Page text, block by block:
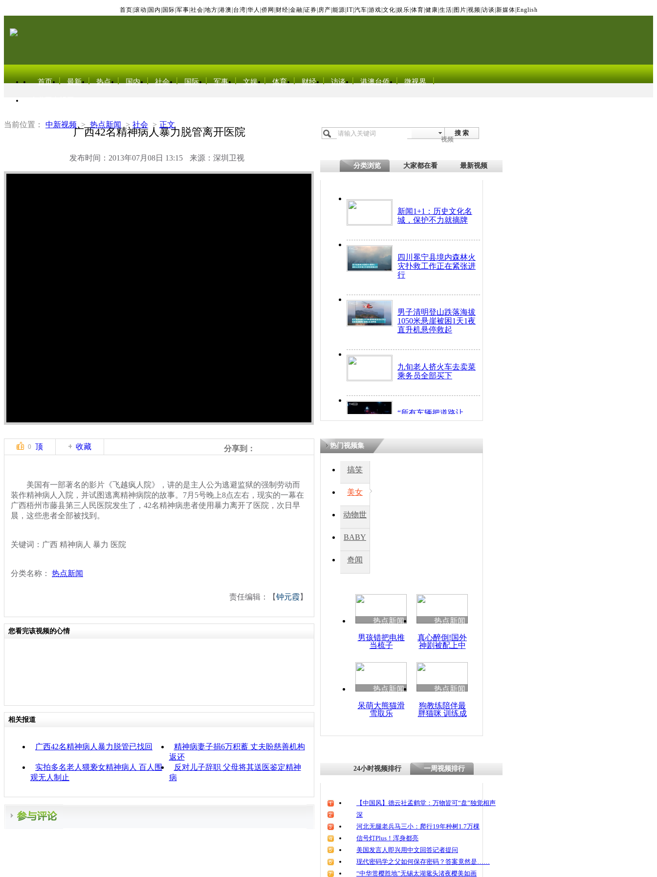
首页 滚动 国内 国际 军事 社会 地方 港澳 台湾 华人 侨网 财经 金融 证券 房产 能源 IT| 汽车 游戏 文化 娱乐 体育 健康 生活 图片 视频 访谈 新媒体 English
首页 最新 热点 国内 社会 国际 军事 文娱 体育 财经 访谈 港澳台侨 微视界
当前位置： 中新视频 > 热点新闻 > 社会 > 正文
广西42名精神病人暴力脱管离开医院
发布时间：2013年07月08日 13:15 来源：深圳卫视
搜 索
视频
分类浏览 大家都在看 最新视频
新闻1+1：历史文化名
城，保护不力就摘牌
四川冕宁县境内森林火
灾扑救工作正在紧张进
行
男子清明登山跌落海拔
1050米悬崖被困1天1夜
直升机悬停救起
九旬老人挤火车去卖菜
乘务员全部买下
“所有车辆把道路让
开！”儿童突发疾病交
四川兴文苗乡上万人欢
度苗族花山节
清明祭英烈 哀思悼忠
广西42名精神病人暴力
0 顶 收藏 分享到：
美国有一部著名的影片《飞越疯人院》，讲的是主人公为逃避监狱的强制劳动而
装作精神病人入院，并试图逃离精神病院的故事。7月5号晚上8点左右，现实的一幕在
广西梧州市藤县第三人民医院发生了，42名精神病患者使用暴力离开了医院，次日早
晨，这些患者全部被找到。
关键词：广西 精神病人 暴力 医院
分类名称： 热点新闻
责任编辑：【钟元霞 】
您看完该视频的心情
相关报道
广西42名精神病人暴力脱管已找回
精神病妻子捐6万积蓄 丈夫盼慈善机构
返还
实拍多名老人猥亵女精神病人 百人围
观无人制止
反对儿子辞职 父母将其送医鉴定精神
病
热门视频集
搞笑
美女
动物世
BABY
秀
奇闻
热点新闻
男孩错把电推
当梳子
热点新闻
真心醉倒!国外
神剧被配上中
热点新闻
呆萌大熊猫滑
雪取乐
热点新闻
狗教练陪伴最
胖猫咪 训练成
24小时视频排行 一周视频排行
【中国风】德云社孟鹤堂：万物皆可“盘”独觉相声
深
河北无腿老兵马三小：爬行19年种树1.7万棵
信号灯Plus！浑身都亮
美国发言人即兴用中文回答记者提问
现代密码学之父如何保存密码？答案竟然是……
“中华赏樱胜地”无锡太湖鼋头渚夜樱美如画